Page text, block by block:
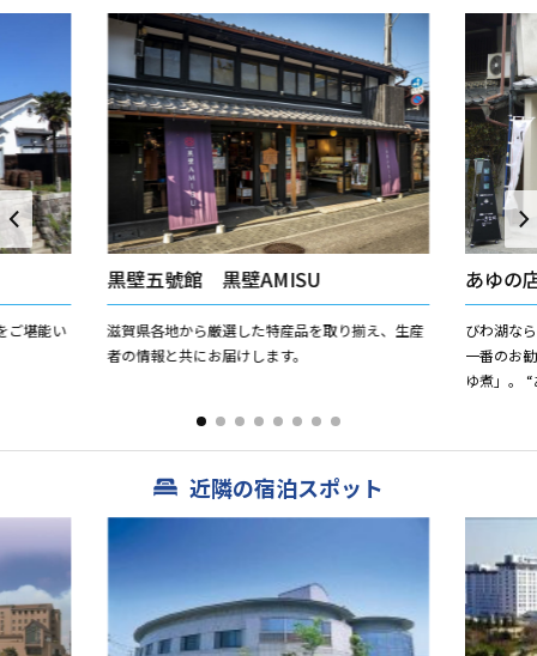
ご堪能い
黒壁五號館 黒壁AMISU
滋賀県各地から厳選した特産品を取り揃え、生産
者の情報と共にお届けします。
あゆの
びわ湖な
一番のお
ゆ煮」。
近隣の宿泊スポット